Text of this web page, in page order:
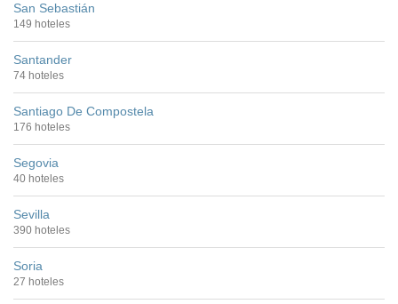
San Sebastián
149 hoteles
Santander
74 hoteles
Santiago De Compostela
176 hoteles
Segovia
40 hoteles
Sevilla
390 hoteles
Soria
27 hoteles